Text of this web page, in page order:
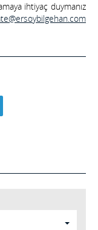
ihtiyaç duymanız